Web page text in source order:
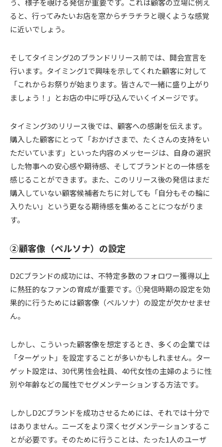
ると、行ってみたいお店を窓からチラチラと覗くような感覚
に近いでしょう。
そしてタイミング2のブランドリリース前では、開会宣言を
行います。タイミング1で興味を示してくれた顧客に対して
「これからお祭りが始まります。皆さんで一緒に盛り上がり
ましょう！」とお店の中に呼び込んでいくイメージです。
タイミング3のリリース後では、顧客への感謝を伝えます。
購入した顧客にとって「おかげさまで、たくさんの支持をい
ただいています」といった内容のメッセージは、自身の選択
した物事への安心感や期待感、そしてブランドとの一体感を
感じることができます。また、このリリース後の発信はまだ
購入していない顧客候補者たちに対しても「自分もその輪に
入りたい」という更なる期待感を集めることにつながりま
す。
②顧客像（ペルソナ）の設定
D2Cブランドの成功には、不特定多数のフォロワー獲得以上
に熱狂的なファンの育成が重要です。①発信時期の設定を効
果的に行うためには顧客像（ペルソナ）の設定が欠かせませ
ん。
しかし、こういった顧客像を想定するとき、多くの企業では
「ターゲット」を設定することが多いかもしれません。ター
ゲット設定は、30代男性会社員、40代女性の主婦のように性
別や年齢などの属性でセグメンテーションする方法です。
しかしD2Cブランドを成功させるためには、それでは十分で
はありません。ニーズをより深くセグメンテーションするこ
とが必要です。そのために行うことは、たった1人のユーザ